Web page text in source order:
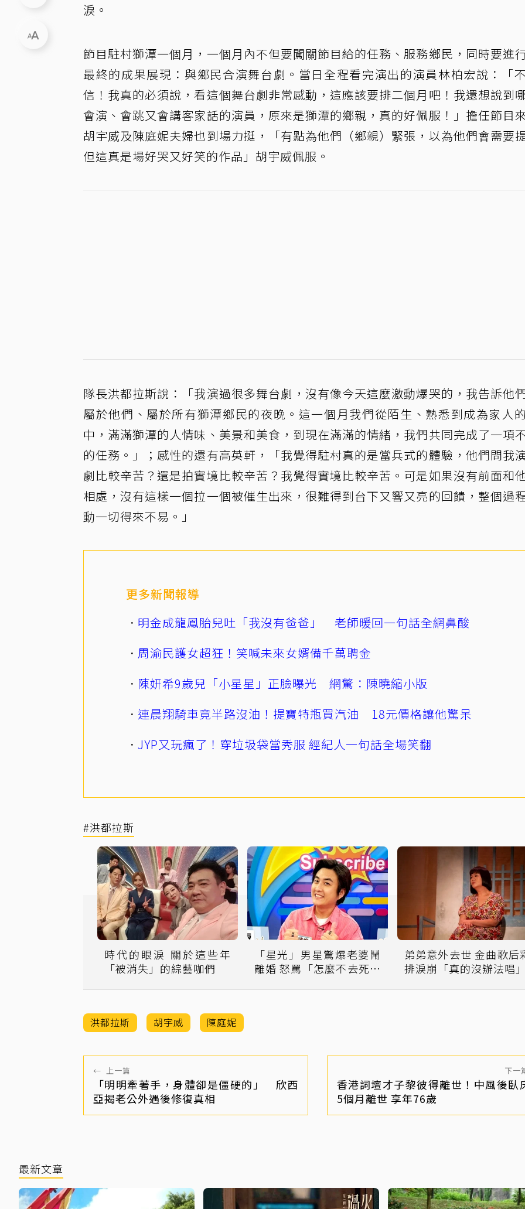
淚。
節目駐村獅潭一個月，一個月內不但要闖關節目給的任務、服務鄉民，同時要進
最終的成果展現：與鄉民合演舞台劇。當日全程看完演出的演員林柏宏說：「
信！我真的必須說，看這個舞台劇非常感動，這應該要排二個月吧！我還想說到
會演、會跳又會講客家話的演員，原來是獅潭的鄉親，真的好佩服！」擔任節目
胡宇威及陳庭妮夫婦也到場力挺，「有點為他們（鄉親）緊張，以為他們會需要
但這真是場好哭又好笑的作品」胡宇威佩服。
隊長洪都拉斯說：「我演過很多舞台劇，沒有像今天這麼激動爆哭的，我告訴他
屬於他們、屬於所有獅潭鄉民的夜晚。這一個月我們從陌生、熟悉到成為家人
中，滿滿獅潭的人情味、美景和美食，到現在滿滿的情緒，我們共同完成了一項
的任務。」；感性的還有高英軒，「我覺得駐村真的是當兵式的體驗，他們問我
劇比較辛苦？還是拍實境比較辛苦？我覺得實境比較辛苦。可是如果沒有前面和
相處，沒有這樣一個拉一個被催生出來，很難得到台下又響又亮的回饋，整個過
動一切得來不易。」
更多新聞報導
明金成龍鳳胎兒吐「我沒有爸爸」 老師暖回一句話全網鼻酸
周渝民護女超狂！笑喊未來女婿備千萬聘金
陳妍希9歲兒「小星星」正臉曝光 網驚：陳曉縮小版
連晨翔騎車竟半路沒油！提寶特瓶買汽油 18元價格讓他驚呆
JYP又玩瘋了！穿垃圾袋當秀服 經紀人一句話全場笑翻
#洪都拉斯
時代的眼淚 關於這些年
「被消失」的綜藝咖們
「星光」男星驚爆老婆鬧
離婚 怒罵「怎麼不去死一
弟弟意外去世 金曲歌后彩
排淚崩「真的沒辦法唱」
洪都拉斯 胡宇威 陳庭妮
← 上一篇
「明明牽著手，身體卻是僵硬的」 欣西
亞揭老公外遇後修復真相
下一
香港詞壇才子黎彼得離世！中風後臥
5個月離世 享年76歲
最新文章